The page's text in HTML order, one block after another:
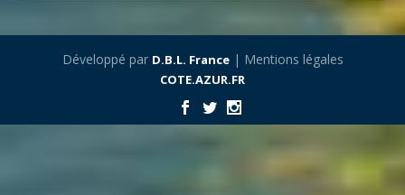
Développé par D.B.L. France| Mentions légales
COTE.AZUR.FR